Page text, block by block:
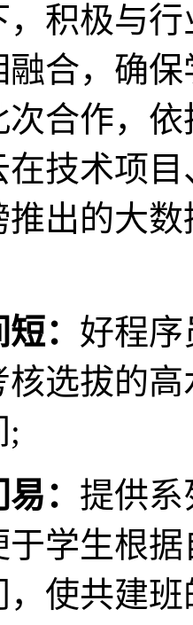
，积极与
融合，确
次合作，
技术项
出的大
： 好程序
选拔的
;
： 提供
于学生根
，使共建